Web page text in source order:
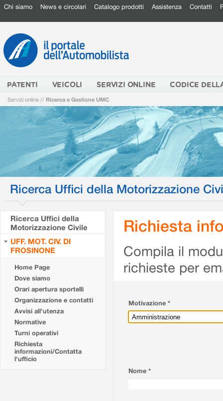
Chi siamo News e circolari Catalogo prodotti Assistenza Contatti
PATENTI VEICOLI SERVIZI ONLINE CODICE
Servizi online // Ricerca e Gestione UMC
Ricerca Uffici della Motorizzazione
Ricerca Uffici della
Motorizzazione Civile
UFF. MOT. CIV. DI
FROSINONE
Home Page
Dove siamo
Orari apertura sportelli
Organizzazione e contatti
Avvisi all'utenza
Normative
Turni operativi
Richiesta
informazioni/Contatta
l'ufficio
Richiesta
Compila il
richieste per
Motivazione *
Nome *